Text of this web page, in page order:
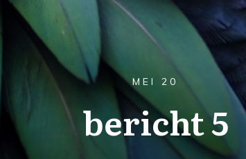
MEI 20
bericht 5